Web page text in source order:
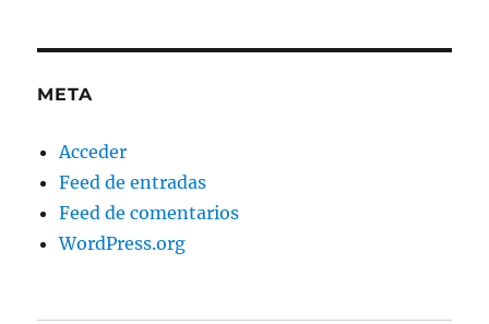
META
Acceder
Feed de entradas
Feed de comentarios
WordPress.org